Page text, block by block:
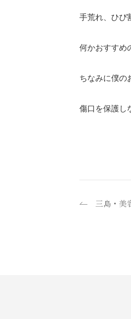
手荒れ、ひび
何かおすすめ
ちなみに僕の
傷口を保護し
三島・美